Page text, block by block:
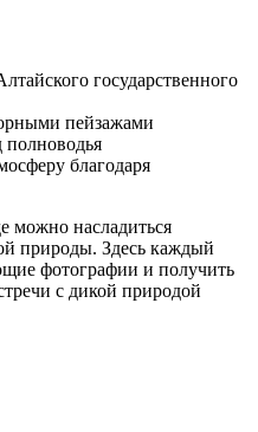
государственного
пейзажами
полноводья
благодаря
можно насладиться
природы. Здесь каждый
фотографии и получить
с дикой природой